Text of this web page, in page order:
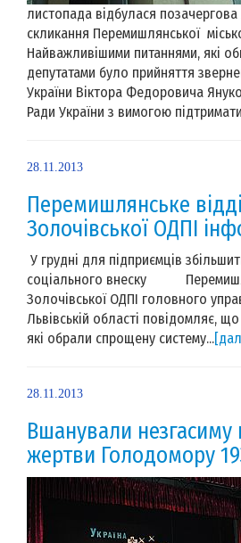
листопада відбулася позачергова
скликання Перемишлянської
Найважливішими питаннями, які
депутатами було прийняття
України Віктора Федоровича
Ради України з вимогою
28.11.2013
Перемишлянське
Золочівської ОДПІ
У грудні для підприємців
соціального внеску
Золочівської ОДПІ головного
Львівській області повідомляє,
які обрали спрощену систему...
28.11.2013
Вшанували
жертви Голодомору